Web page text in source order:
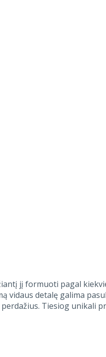
jį formuoti pagal
detalę galima
Tiesiog unikali